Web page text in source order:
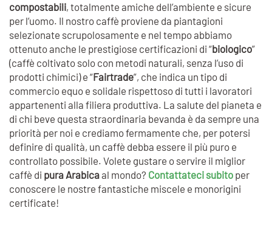
compostabili, totalmente amiche dell’ambiente e sicure
per l’uomo. Il nostro caffè proviene da piantagioni
selezionate scrupolosamente e nel tempo abbiamo
ottenuto anche le prestigiose certificazioni di “biologico”
(caffè coltivato solo con metodi naturali, senza l’uso di
prodotti chimici) e “Fairtrade”, che indica un tipo di
commercio equo e solidale rispettoso di tutti i lavoratori
appartenenti alla filiera produttiva. La salute del pianeta e
di chi beve questa straordinaria bevanda è da sempre una
priorità per noi e crediamo fermamente che, per potersi
definire di qualità, un caffè debba essere il più puro e
controllato possibile. Volete gustare o servire il miglior
caffè di pura Arabicaal mondo? Contattateci subito per
conoscere le nostre fantastiche miscele e monorigini
certificate!